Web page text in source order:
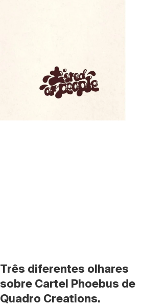
Três diferentes olhares
sobre Cartel Phoebus de
Quadro Creations.